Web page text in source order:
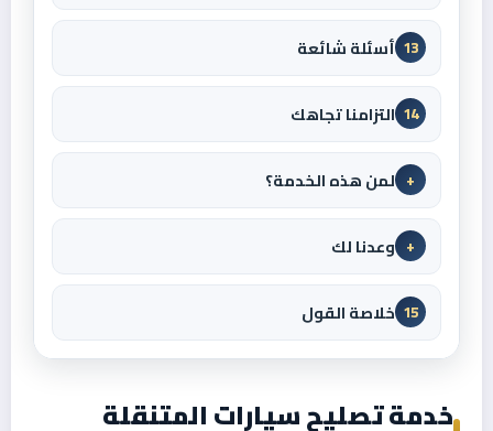
13 أسئلة شائعة
14 التزامنا تجاهك
+ لمن هذه الخدمة؟
+ وعدنا لك
15 خلاصة القول
خدمة تصليح سيارات المتنقلة